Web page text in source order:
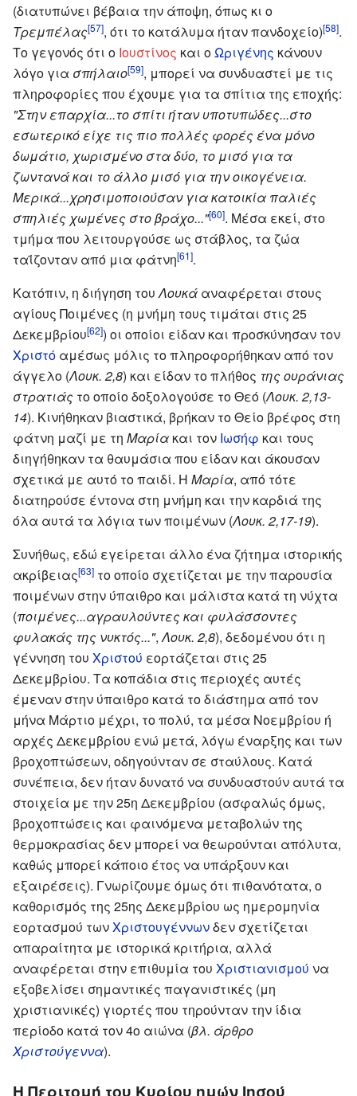
(διατυπώνει βέβαια την άποψη, όπως κι ο
Τρεμπέλας[57], ότι το κατάλυμα ήταν πανδοχείο)[58].
Το γεγονός ότι ο Ιουστίνος και οΩριγένης κάνουν
λόγο για σπήλαιο[59], μπορεί να συνδυαστεί με τις
πληροφορίες που έχουμε για τα σπίτια της εποχής:
"Στην επαρχία...το σπίτι ήταν υποτυπώδες...στο
εσωτερικό είχε τις πιο πολλές φορές ένα μόνο
δωμάτιο, χωρισμένο στα δύο, το μισό για τα
ζωντανά και το άλλο μισό για την οικογένεια.
Μερικά...χρησιμοποιούσαν για κατοικία παλιές
σπηλιές χωμένες στο βράχο..."[60]. Μέσα εκεί, στο
τμήμα που λειτουργούσε ως στάβλος, τα ζώα
ταΐζονταν από μια φάτνη[61].
Κατόπιν, η διήγηση του Λουκά αναφέρεται στους
αγίους Ποιμένες (η μνήμη τους τιμάται στις 25
Δεκεμβρίου[62]) οι οποίοι είδαν και προσκύνησαν τον
Χριστό αμέσως μόλις το πληροφορήθηκαν από τον
άγγελο (Λουκ. 2,8) και είδαν το πλήθος της ουράνιας
στρατιάς το οποίο δοξολογούσε το Θεό (Λουκ. 2,13-
14). Κινήθηκαν βιαστικά, βρήκαν το Θείο βρέφος στη
φάτνη μαζί με τη Μαρία και τον Ιωσήφ και τους
διηγήθηκαν τα θαυμάσια που είδαν και άκουσαν
σχετικά με αυτό το παιδί. Η Μαρία, από τότε
διατηρούσε έντονα στη μνήμη και την καρδιά της
όλα αυτά τα λόγια των ποιμένων (Λουκ. 2,17-19).
Συνήθως, εδώ εγείρεται άλλο ένα ζήτημα ιστορικής
ακρίβειας[63] το οποίο σχετίζεται με την παρουσία
ποιμένων στην ύπαιθρο και μάλιστα κατά τη νύχτα
(ποιμένες...αγραυλούντες και φυλάσσοντες
φυλακάς της νυκτός...", Λουκ. 2,8), δεδομένου ότι η
γέννηση του Χριστού εορτάζεται στις 25
Δεκεμβρίου. Τα κοπάδια στις περιοχές αυτές
έμεναν στην ύπαιθρο κατά το διάστημα από τον
μήνα Μάρτιο μέχρι, το πολύ, τα μέσα Νοεμβρίου ή
αρχές Δεκεμβρίου ενώ μετά, λόγω έναρξης και των
βροχοπτώσεων, οδηγούνταν σε σταύλους. Κατά
συνέπεια, δεν ήταν δυνατό να συνδυαστούν αυτά τα
στοιχεία με την 25η Δεκεμβρίου (ασφαλώς όμως,
βροχοπτώσεις και φαινόμενα μεταβολών της
θερμοκρασίας δεν μπορεί να θεωρούνται απόλυτα,
καθώς μπορεί κάποιο έτος να υπάρξουν και
εξαιρέσεις). Γνωρίζουμε όμως ότι πιθανότατα, ο
καθορισμός της 25ης Δεκεμβρίου ως ημερομηνία
εορτασμού τωνΧριστουγέννωνδεν σχετίζεται
απαραίτητα με ιστορικά κριτήρια, αλλά
αναφέρεται στην επιθυμία του Χριστιανισμού να
εξοβελίσει σημαντικές παγανιστικές (μη
χριστιανικές) γιορτές που τηρούνταν την ίδια
περίοδο κατά τον 4ο αιώνα (βλ. άρθρο
Χριστούγεννα).
Η Περιτομή του Κυρίου ημών Ιησού